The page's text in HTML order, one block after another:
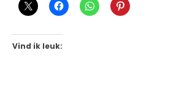
Vind ik leuk: